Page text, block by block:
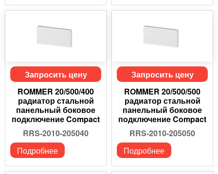
Запросить цену
ROMMER 20/500/400
радиатор стальной
панельный боковое
подключение Compact
RRS-2010-205040
Подробнее
Запросить цену
ROMMER 20/500/500
радиатор стальной
панельный боковое
подключение Compact
RRS-2010-205050
Подробнее